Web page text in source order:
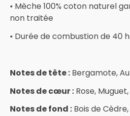
• Mèche 100% coton naturel
non traitée
• Durée de combustion de 40
Notes de tête : Bergamote,
Notes de cœur : Rose,
Notes de fond : Bois de